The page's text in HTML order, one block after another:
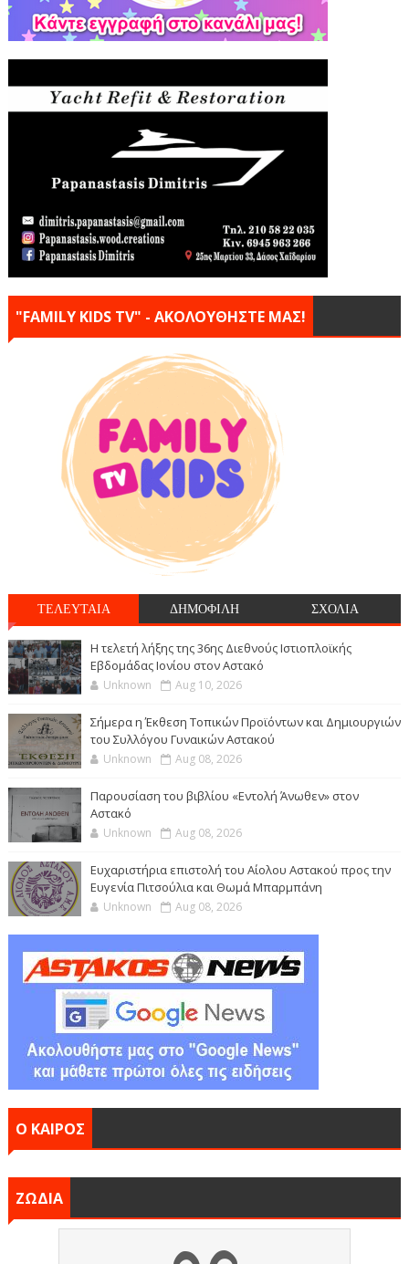
"FAMILY KIDS TV" - ΑΚΟΛΟΥΘΗΣΤΕ ΜΑΣ!
ΤΕΛΕΥΤΑΙΑ ΔΗΜΟΦΙΛΗ ΣΧΟΛΙΑ
Η τελετή λήξης της 36ης Διεθνούς Ιστιοπλοϊκής
Εβδομάδας Ιονίου στον Αστακό
Unknown Aug 10, 2026
Σήμερα η Έκθεση Τοπικών Προϊόντων και Δημιουργιών
του Συλλόγου Γυναικών Αστακού
Unknown Aug 08, 2026
Παρουσίαση του βιβλίου «Εντολή Άνωθεν» στον
Αστακό
Unknown Aug 08, 2026
Ευχαριστήρια επιστολή του Αίολου Αστακού προς την
Ευγενία Πιτσούλια και Θωμά Μπαρμπάνη
Unknown Aug 08, 2026
Ο ΚΑΙΡΟΣ
ΖΩΔΙΑ